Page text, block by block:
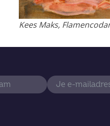
Kees Maks,